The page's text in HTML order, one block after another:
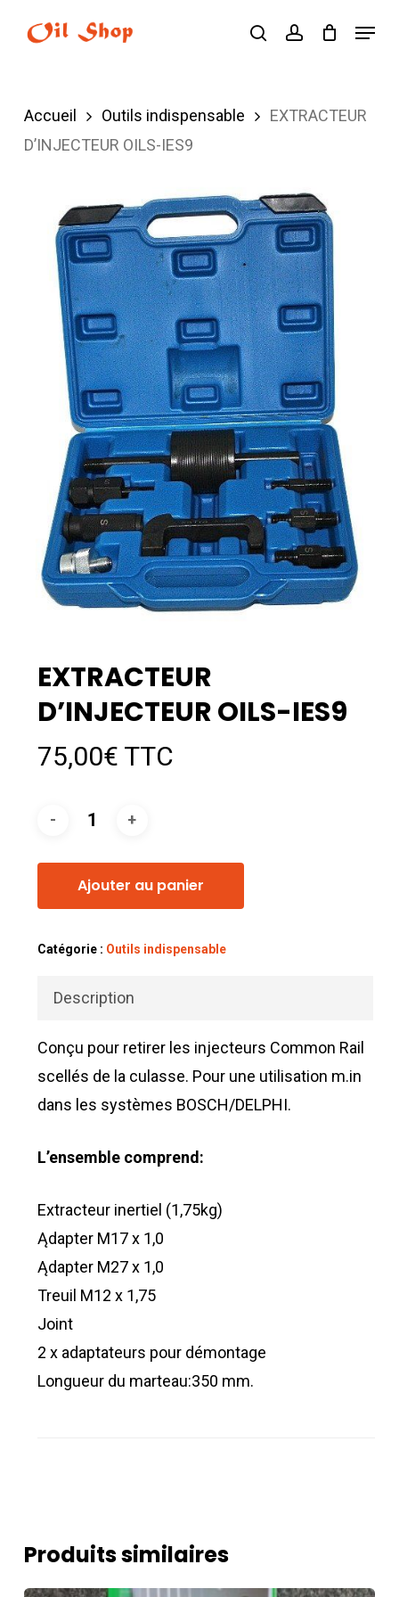
searchaccount
Menu
Accueil Outils indispensable
EXTRACTEUR
D’INJECTEUR OILS-IES9
EXTRACTEUR
D’INJECTEUR OILS-IES9
75,00€ TTC
Ajouter au panier
Catégorie : Outils indispensable
Description
Conçu pour retirer les injecteurs Common Rail
scellés de la culasse. Pour une utilisation m.in
dans les systèmes BOSCH/DELPHI.
L’ensemble comprend:
Extracteur inertiel (1,75kg)
Ądapter M17 x 1,0
Ądapter M27 x 1,0
Treuil M12 x 1,75
Joint
2 x adaptateurs pour démontage
Longueur du marteau:350 mm.
Produits similaires